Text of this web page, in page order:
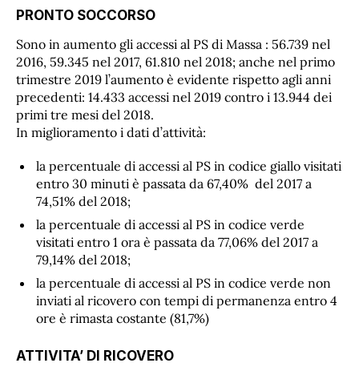
PRONTO SOCCORSO
Sono in aumento gli accessi al PS di Massa : 56.739 nel
2016, 59.345 nel 2017, 61.810 nel 2018; anche nel primo
trimestre 2019 l’aumento è evidente rispetto agli anni
precedenti: 14.433 accessi nel 2019 contro i 13.944 dei
primi tre mesi del 2018.
In miglioramento i dati d’attività:
la percentuale di accessi al PS in codice giallo visitati
entro 30 minuti è passata da 67,40% del 2017 a
74,51% del 2018;
la percentuale di accessi al PS in codice verde
visitati entro 1 ora è passata da 77,06% del 2017 a
79,14% del 2018;
la percentuale di accessi al PS in codice verde non
inviati al ricovero con tempi di permanenza entro 4
ore è rimasta costante (81,7%)
ATTIVITA’ DI RICOVERO